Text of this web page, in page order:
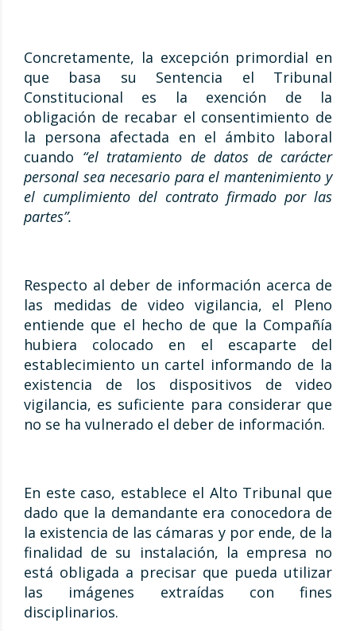
Concretamente, la excepción primordial en
que basa su Sentencia el Tribunal
Constitucional es la exención de la
obligación de recabar el consentimiento de
la persona afectada en el ámbito laboral
cuando “el tratamiento de datos de carácter
personal sea necesario para el mantenimiento y
el cumplimiento del contrato firmado por las
partes”.
Respecto al deber de información acerca de
las medidas de video vigilancia, el Pleno
entiende que el hecho de que la Compañía
hubiera colocado en el escaparte del
establecimiento un cartel informando de la
existencia de los dispositivos de video
vigilancia, es suficiente para considerar que
no se ha vulnerado el deber de información.
En este caso, establece el Alto Tribunal que
dado que la demandante era conocedora de
la existencia de las cámaras y por ende, de la
finalidad de su instalación, la empresa no
está obligada a precisar que pueda utilizar
las imágenes extraídas con fines
disciplinarios.